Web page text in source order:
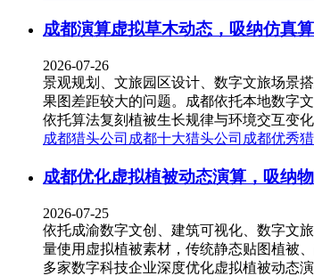
成都演算虚拟草木动态，吸纳仿真
2026-07-26
景观规划、文旅园区设计、数字文旅场景
果图差距较大的问题。成都依托本地数字
依托算法复刻植被生长规律与环境交互变
成都猎头公司 成都十大猎头公司 成都优秀
成都优化虚拟植被动态演算，吸纳
2026-07-25
依托成渝数字文创、建筑可视化、数字文
量使用虚拟植被素材，传统静态贴图植被
多家数字科技企业深度优化虚拟植被动态